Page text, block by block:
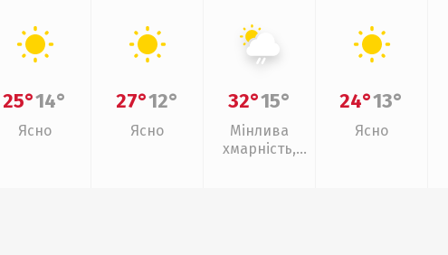
25°14°
Ясно
27°12°
Ясно
32°15°
Мінлива
хмарність,
24°13°
Ясно